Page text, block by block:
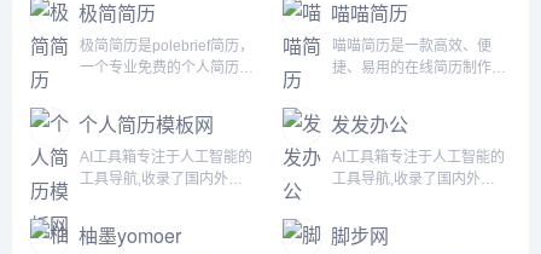
极简简历
极简简历是polebrief简历，
一个专业免费的个人简历制
带给你不一样的体验，拥有
专业简历模板，为求职者提
供专业极简的简历模板，三
分钟制作一份简历，可随时
文件。极简简历_PoleBrief
喵喵简历
喵喵简历是一款高效、便
捷、易用的在线简历制作工
户带来轻松的制作体验。同
时，由专业人员设计的模板
和优秀的交互设计，确保了
简历的专业性和美观度。自
户，短短10天内便积累了
个人简历模板网
AI工具箱专注于人工智能的
工具导航,收录了国内外
供丰富的AI资源。帮助您加
入人工智能浪潮，自动化高
发发办公
AI工具箱专注于人工智能的
工具导航,收录了国内外
供丰富的AI资源。帮助您加
入人工智能浪潮，自动化高
柚墨yomoer 脚步网